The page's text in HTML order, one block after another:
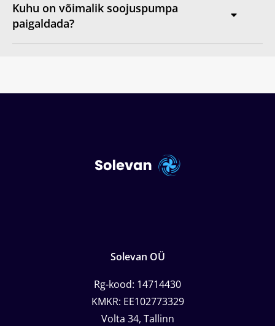
Kuhu on võimalik soojuspumpa
paigaldada?
Solevan OÜ
Rg-kood: 14714430
KMKR: EE102773329
Volta 34, Tallinn